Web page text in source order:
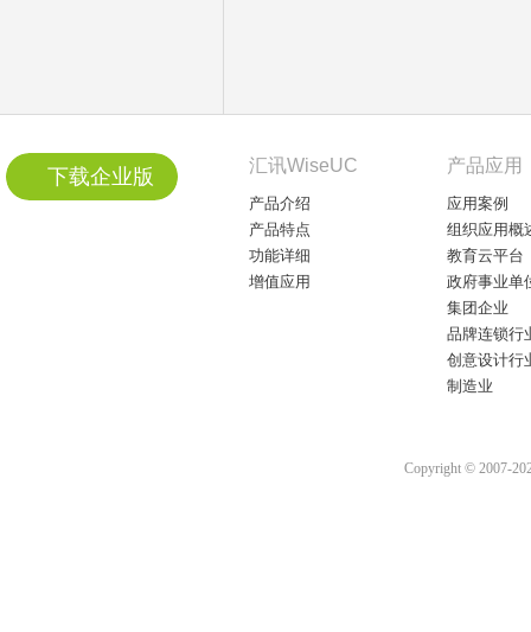
下载企业版 汇讯WiseUC
产品介绍
产品特点
功能详细
增值应用
产品应用
应用案例
组织应用概
教育云平台
政府事业单
集团企业
品牌连锁行
创意设计行
制造业
Copyright © 2007-